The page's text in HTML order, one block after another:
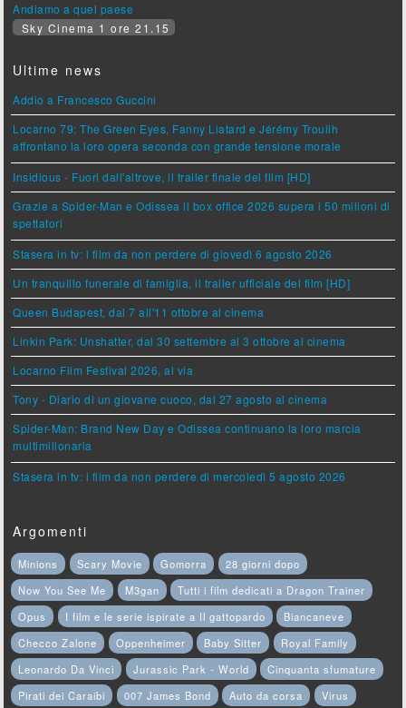
Andiamo a quel paese
Sky Cinema 1 ore 21.15
Ultime news
Addio a Francesco Guccini
Locarno 79: The Green Eyes, Fanny Liatard e Jérémy Trouilh
affrontano la loro opera seconda con grande tensione morale
Insidious - Fuori dall'altrove, il trailer finale del film [HD]
Grazie a Spider-Man e Odissea il box office 2026 supera i 50 milioni di
spettatori
Stasera in tv: i film da non perdere di giovedì 6 agosto 2026
Un tranquillo funerale di famiglia, il trailer ufficiale del film [HD]
Queen Budapest, dal 7 all'11 ottobre al cinema
Linkin Park: Unshatter, dal 30 settembre al 3 ottobre al cinema
Locarno Film Festival 2026, al via
Tony - Diario di un giovane cuoco, dal 27 agosto al cinema
Spider-Man: Brand New Day e Odissea continuano la loro marcia
multimilionaria
Stasera in tv: i film da non perdere di mercoledì 5 agosto 2026
Argomenti
Minions Scary Movie Gomorra
28 giorni dopo
Now You See Me
M3gan
Tutti i film dedicati a Dragon Trainer
Opus
I film e le serie ispirate a Il gattopardo
Biancaneve
Checco Zalone
Oppenheimer Baby Sitter
Royal Family
Leonardo Da Vinci
Jurassic Park - World
Cinquanta sfumature
Pirati dei Caraibi
007 James Bond Auto da corsa
Virus